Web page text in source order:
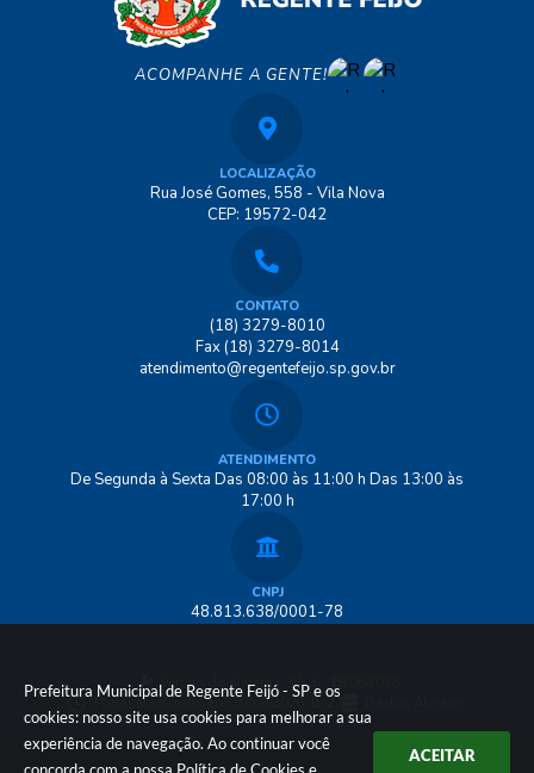
Prefeitura Municipal de Regente Feijó - SP e os
cookies: nosso site usa cookies para melhorar a sua
experiência de navegação. Ao continuar você
ACEITAR
ACOMPANHE A GENTE!
LOCALIZAÇÃO
Rua José Gomes, 558 - Vila Nova
CEP: 19572-042
CONTATO
(18) 3279-8010
Fax (18) 3279-8014
atendimento@regentefeijo.sp.gov.br
ATENDIMENTO
De Segunda à Sexta Das 08:00 às 11:00 h Das 13:00 às
17:00 h
CNPJ
48.813.638/0001-78
Versão do Sistema:
3.5.3 - 19/06/2026
Portal atualizado em:07/08/2026 15:22